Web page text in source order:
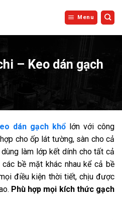
Menu
– Keo dán gạch
dán gạch khổ lớn với công
cho ốp lát tường, sàn cho cả
làm lớp kết dính cho tất cả
bề mặt khác nhau kể cả bề
điều kiện thời tiết, chịu được
Phù hợp mọi kích thức gạch